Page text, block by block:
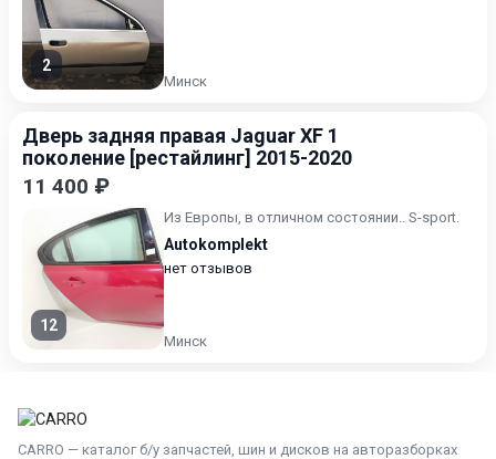
2
Минск
Дверь задняя правая Jaguar XF 1
поколение [рестайлинг] 2015-2020
11 400 ₽
12
Из Европы, в отличном состоянии.. S-sport.
Autokomplekt
нет отзывов
Минск
CARRO — каталог б/у запчастей, шин и дисков на авторазборках